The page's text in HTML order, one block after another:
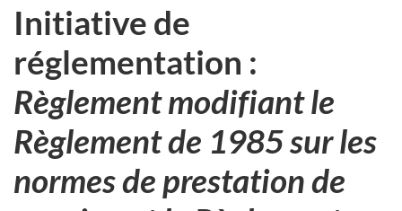
Initiative de
réglementation :
Règlement modifiant le
Règlement de 1985 sur les
normes de prestation de